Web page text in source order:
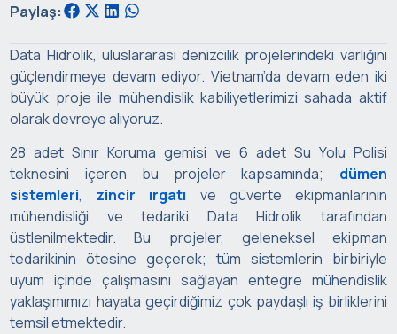
Paylaş:
Data Hidrolik, uluslararası denizcilik projelerindeki varlığını
güçlendirmeye devam ediyor. Vietnam’da devam eden iki
büyük proje ile mühendislik kabiliyetlerimizi sahada aktif
olarak devreye alıyoruz.
28 adet Sınır Koruma gemisi ve 6 adet Su Yolu Polisi
teknesini içeren bu projeler kapsamında; dümen
sistemleri, zincir ırgatı ve güverte ekipmanlarının
mühendisliği ve tedariki Data Hidrolik tarafından
üstlenilmektedir. Bu projeler, geleneksel ekipman
tedarikinin ötesine geçerek; tüm sistemlerin birbiriyle
uyum içinde çalışmasını sağlayan entegre mühendislik
yaklaşımımızı hayata geçirdiğimiz çok paydaşlı iş birliklerini
temsil etmektedir.